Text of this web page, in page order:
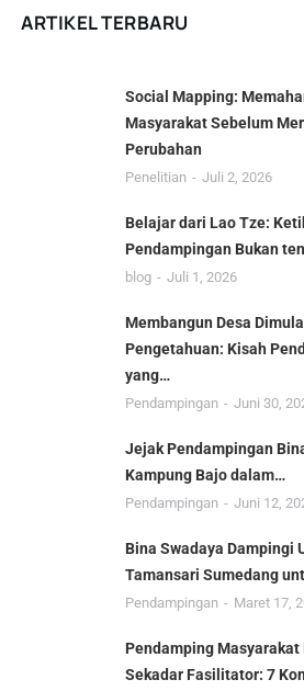
ARTIKEL TERBARU
Social Mapping:
Masyarakat Sebelum
Perubahan
Penelitian Juli 2, 2026
Belajar dari Lao Tze:
Pendampingan Bukan
blog Juli 1, 2026
Membangun Desa
Pengetahuan: Kisah
yang…
Pendampingan Juni 30,
Jejak Pendampingan
Kampung Bajo dalam…
Pendampingan Juni 12,
Bina Swadaya Dampingi
Tamansari Sumedang
Pendampingan Maret 17,
Pendamping Masyarakat
Sekadar Fasilitator: 7